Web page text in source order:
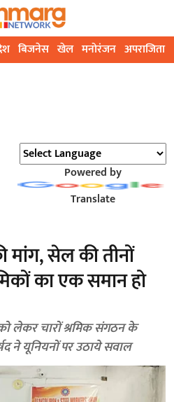
बिजनेस खेल मनोरंजन अपराजिता
Powered by
Translate
मांग, सेल की तीनों
का एक समान हो
को लेकर चारों श्रमिक संगठन के
ने यूनियनों पर उठाये सवाल